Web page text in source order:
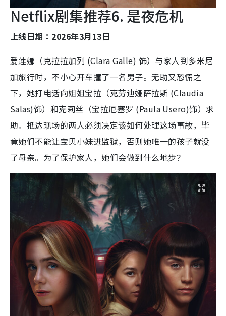
Netflix剧集推荐6. 是夜危机
上线日期：2026年3月13日
爱莲娜（克拉拉加列 (Clara Galle) 饰）与家人到多米尼
加旅行时，不小心开车撞了一名男子。无助又恐慌之
下，她打电话向姐姐宝拉（克劳迪娅萨拉斯 (Claudia
Salas)饰）和克莉丝（宝拉厄塞罗 (Paula Usero)饰）求
助。抵达现场的两人必须决定该如何处理这场事故，毕
竟她们不能让宝贝小妹进监狱，否则她唯一的孩子就没
了母亲。为了保护家人，她们会做到什么地步？